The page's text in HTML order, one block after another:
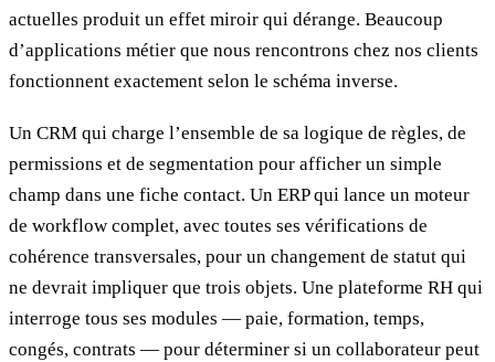
actuelles produit un effet miroir qui dérange. Beaucoup
d’applications métier que nous rencontrons chez nos clients
fonctionnent exactement selon le schéma inverse.
Un CRM qui charge l’ensemble de sa logique de règles, de
permissions et de segmentation pour afficher un simple
champ dans une fiche contact. Un ERP qui lance un moteur
de workflow complet, avec toutes ses vérifications de
cohérence transversales, pour un changement de statut qui
ne devrait impliquer que trois objets. Une plateforme RH qui
interroge tous ses modules — paie, formation, temps,
congés, contrats — pour déterminer si un collaborateur peut